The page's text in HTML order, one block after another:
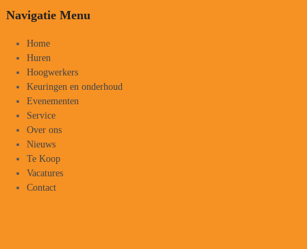
Navigatie Menu
Home
Huren
Hoogwerkers
Keuringen en onderhoud
Evenementen
Service
Over ons
Nieuws
Te Koop
Vacatures
Contact